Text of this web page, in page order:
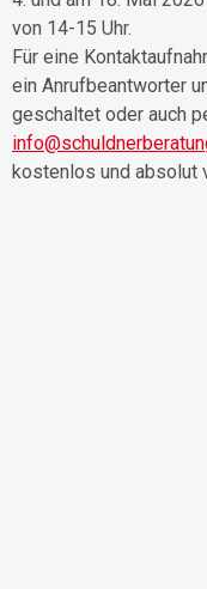
von 14-15 Uhr.
Für eine
ein Anrufbeantworter
geschaltet oder auch
kostenlos und absolut